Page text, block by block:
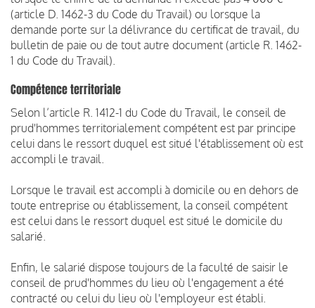
(article D. 1462-3 du Code du Travail) ou lorsque la
demande porte sur la délivrance du certificat de travail, du
bulletin de paie ou de tout autre document (article R. 1462-
1 du Code du Travail).
Compétence territoriale
Selon l’article R. 1412-1 du Code du Travail, le conseil de
prud'hommes territorialement compétent est par principe
celui dans le ressort duquel est situé l'établissement où est
accompli le travail.
Lorsque le travail est accompli à domicile ou en dehors de
toute entreprise ou établissement, la conseil compétent
est celui dans le ressort duquel est situé le domicile du
salarié.
Enfin, le salarié dispose toujours de la faculté de saisir le
conseil de prud'hommes du lieu où l'engagement a été
contracté ou celui du lieu où l'employeur est établi.